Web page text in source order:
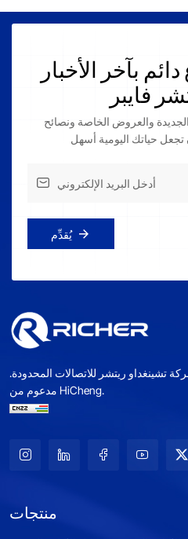
بآخر الأخبار
فايبر
والعروض الخاصة ونصائح
يُقدِّم
مدعوم من HiCheng.
منتجات